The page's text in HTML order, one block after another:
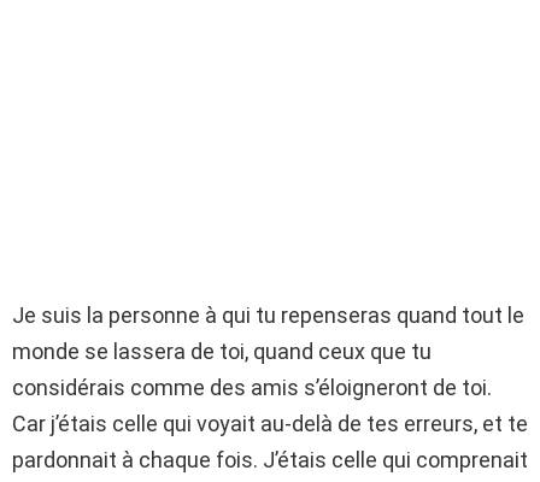
Je suis la personne à qui tu repenseras quand tout le
monde se lassera de toi, quand ceux que tu
considérais comme des amis s’éloigneront de toi.
Car j’étais celle qui voyait au-delà de tes erreurs, et te
pardonnait à chaque fois. J’étais celle qui comprenait